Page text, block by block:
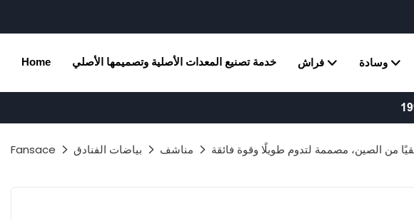
Home خدمة تصنيع المعدات الأصلية وتصميمها الأصلي فراش وسادة
Fansace بياضات الفنادق مناشف